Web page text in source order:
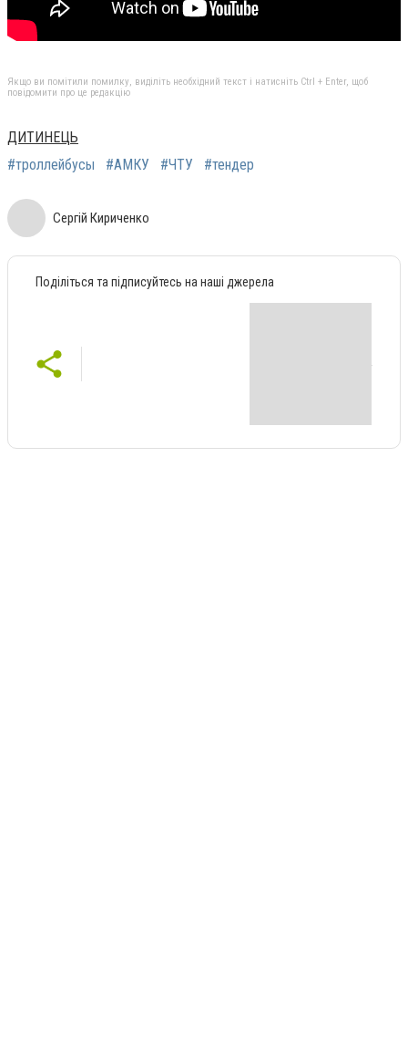
Якщо ви помітили помилку, виділіть необхідний текст і натисніть Ctrl + Enter, щоб
повідомити про це редакцію
ДИТИНЕЦЬ
#троллейбусы
#АМКУ #ЧТУ #тендер
Сергій Кириченко
Поділіться та підписуйтесь на наші джерела